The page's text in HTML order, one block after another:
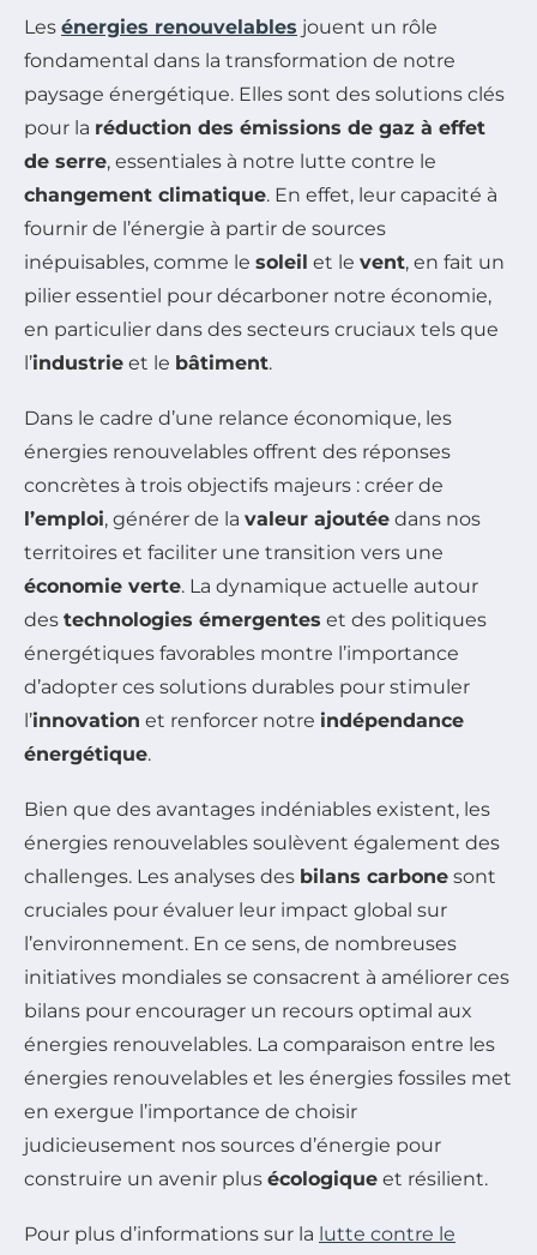
Les énergies renouvelables jouent un rôle
fondamental dans la transformation de notre
paysage énergétique. Elles sont des solutions clés
pour la réduction des émissions de gaz à effet
de serre, essentiales à notre lutte contre le
changement climatique. En effet, leur capacité à
fournir de l’énergie à partir de sources
inépuisables, comme le soleil et le vent, en fait un
pilier essentiel pour décarboner notre économie,
en particulier dans des secteurs cruciaux tels que
l’industrie et le bâtiment.
Dans le cadre d’une relance économique, les
énergies renouvelables offrent des réponses
concrètes à trois objectifs majeurs : créer de
l’emploi, générer de la valeur ajoutée dans nos
territoires et faciliter une transition vers une
économie verte. La dynamique actuelle autour
des technologies émergentes et des politiques
énergétiques favorables montre l’importance
d’adopter ces solutions durables pour stimuler
l’innovation et renforcer notre indépendance
énergétique.
Bien que des avantages indéniables existent, les
énergies renouvelables soulèvent également des
challenges. Les analyses des bilans carbone sont
cruciales pour évaluer leur impact global sur
l’environnement. En ce sens, de nombreuses
initiatives mondiales se consacrent à améliorer ces
bilans pour encourager un recours optimal aux
énergies renouvelables. La comparaison entre les
énergies renouvelables et les énergies fossiles met
en exergue l’importance de choisir
judicieusement nos sources d’énergie pour
construire un avenir plus écologique et résilient.
Pour plus d’informations sur la lutte contre le